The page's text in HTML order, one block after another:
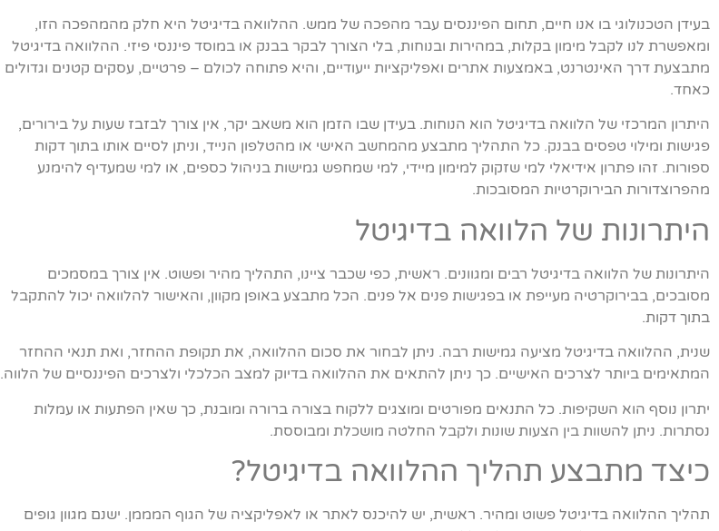
בעידן הטכנולוגי בו אנו חיים, תחום הפיננסים עבר מהפכה של ממש. ההלוואה בדיגיטל היא חלק מהמהפכה הזו,
ומאפשרת לנו לקבל מימון בקלות, במהירות ובנוחות, בלי הצורך לבקר בבנק או במוסד פיננסי פיזי. ההלוואה בדיגיטל
מתבצעת דרך האינטרנט, באמצעות אתרים ואפליקציות ייעודיים, והיא פתוחה לכולם – פרטיים, עסקים קטנים וגדולים
כאחד.
היתרון המרכזי של הלוואה בדיגיטל הוא הנוחות. בעידן שבו הזמן הוא משאב יקר, אין צורך לבזבז שעות על בירורים,
פגישות ומילוי טפסים בבנק. כל התהליך מתבצע מהמחשב האישי או מהטלפון הנייד, וניתן לסיים אותו בתוך דקות
ספורות. זהו פתרון אידיאלי למי שזקוק למימון מיידי, למי שמחפש גמישות בניהול כספים, או למי שמעדיף להימנע
מהפרוצדורות הבירוקרטיות המסובכות.
היתרונות של הלוואה בדיגיטל
היתרונות של הלוואה בדיגיטל רבים ומגוונים. ראשית, כפי שכבר ציינו, התהליך מהיר ופשוט. אין צורך במסמכים
מסובכים, בבירוקרטיה מעייפת או בפגישות פנים אל פנים. הכל מתבצע באופן מקוון, והאישור להלוואה יכול להתקבל
בתוך דקות.
שנית, ההלוואה בדיגיטל מציעה גמישות רבה. ניתן לבחור את סכום ההלוואה, את תקופת ההחזר, ואת תנאי ההחזר
המתאימים ביותר לצרכים האישיים. כך ניתן להתאים את ההלוואה בדיוק למצב הכלכלי ולצרכים הפיננסיים של הלווה.
יתרון נוסף הוא השקיפות. כל התנאים מפורטים ומוצגים ללקוח בצורה ברורה ומובנת, כך שאין הפתעות או עמלות
נסתרות. ניתן להשוות בין הצעות שונות ולקבל החלטה מושכלת ומבוססת.
כיצד מתבצע תהליך ההלוואה בדיגיטל?
תהליך ההלוואה בדיגיטל פשוט ומהיר. ראשית, יש להיכנס לאתר או לאפליקציה של הגוף המממן. ישנם מגוון גופים